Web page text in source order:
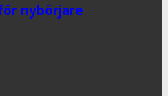
nybörjare